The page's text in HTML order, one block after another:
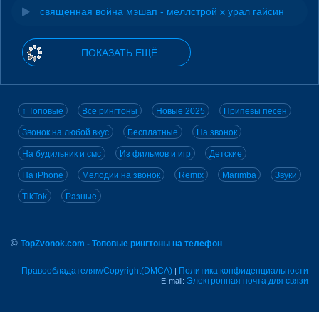
священная война мэшап - меллстрой х урал гайсин
ПОКАЗАТЬ ЕЩЁ
↑ Топовые Все рингтоны Новые 2025 Припевы песен
Звонок на любой вкус Бесплатные На звонок
На будильник и смс Из фильмов и игр Детские
На iPhone Мелодии на звонок Remix Marimba Звуки
TikTok Разные
© TopZvonok.com - Топовые рингтоны на телефон
Правообладателям/Copyright(DMCA) | Политика конфиденциальности
E-mail: Электронная почта для связи